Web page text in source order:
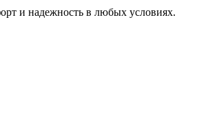
и надежность в любых условиях.